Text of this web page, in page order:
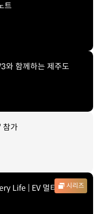
트
와 함께하는 제주도
참가
시리즈
Life | EV 멀티버스